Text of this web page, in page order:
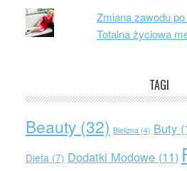
Zmiana zawodu
Totalna życiowa
TAGI
Beauty(32) Bielizna(4) Buty
Dieta(7) Dodatki Modowe(11)